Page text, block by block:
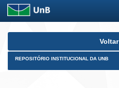
Skip
Voltar
REPOSITÓRIO INSTITUCIONAL DA UNB